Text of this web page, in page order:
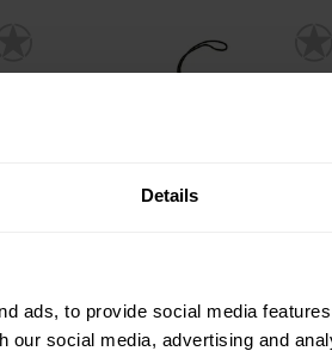
Details
ads, to provide social media
our social media, advertising and
Tactical Badge Holder M-Tac
- Ranger Green
Expédition :Immédiate